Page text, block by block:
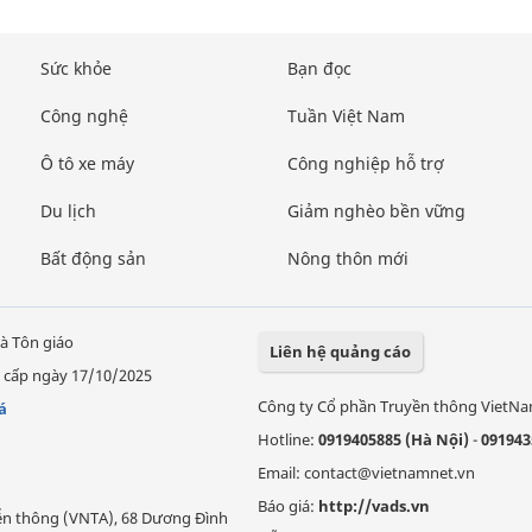
Sức khỏe
Công nghệ
Ô tô xe máy
Du lịch
Bất động sản
Bạn đọc
Tuần Việt Nam
Công nghiệp hỗ trợ
Giảm nghèo bền vững
Nông thôn mới
Tôn giáo
cấp ngày 17/10/2025
thông (VNTA), 68 Dương Đình
Liên hệ quảng cáo
Công ty Cổ phần Truyền thông
Hotline: 0919405885 (Hà Nội)-
Email: contact@vietnamnet.vn
Báo giá: http://vads.vn